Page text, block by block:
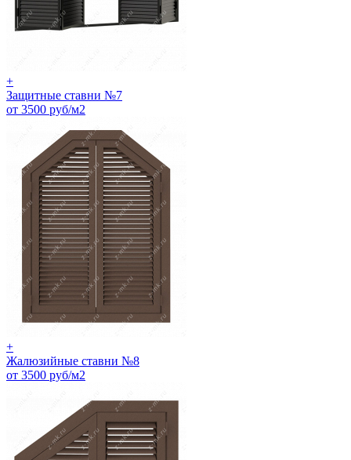
+
Защитные ставни №7
от 3500 руб/м2
+
Жалюзийные ставни №8
от 3500 руб/м2